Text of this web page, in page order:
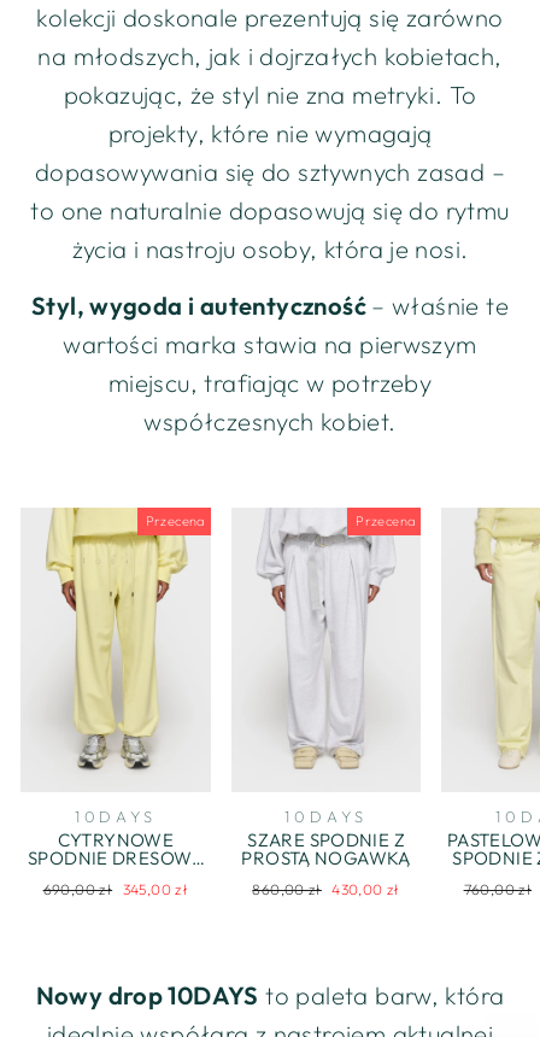
kolekcji doskonale prezentują się zarówno
na młodszych, jak i dojrzałych kobietach,
pokazując, że styl nie zna metryki. To
projekty, które nie wymagają
dopasowywania się do sztywnych zasad –
to one naturalnie dopasowują się do rytmu
życia i nastroju osoby, która je nosi.
Styl, wygoda i autentyczność – właśnie te
wartości marka stawia na pierwszym
miejscu, trafiając w potrzeby
współczesnych kobiet.
Przecena
10DAYS
CYTRYNOWE
SPODNIE DRESOWE
LOGO
Regularna
690,00 zł Cena
345,00 zł
Przecena
10DAYS
SZARE SPODNIE Z
PROSTĄ NOGAWKĄ
Regularna
860,00 zł Cena
430,00 zł
SPODNIE
Regularna
760,00 zł
Nowy drop 10DAYS to paleta barw, która